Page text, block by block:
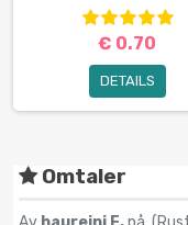
€ 0.70
DETAILS
Omtaler